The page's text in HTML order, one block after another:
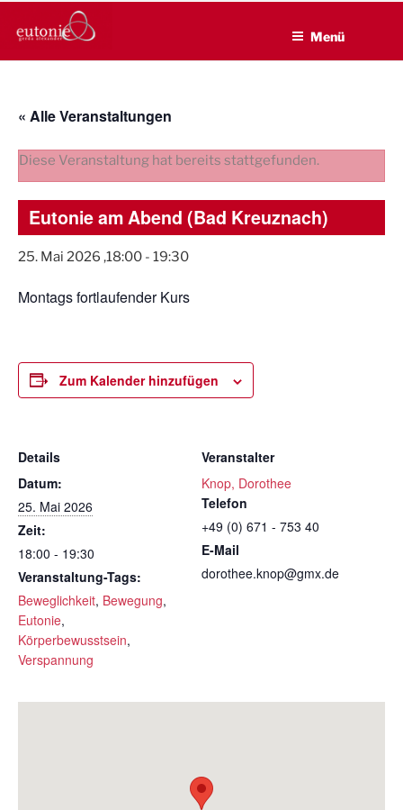
Inhalt
EUTONIE.DE
Lebensbalance durch körperliche Selbsterfahrung
Menü
« Alle Veranstaltungen
Diese Veranstaltung hat bereits stattgefunden.
Eutonie am Abend (Bad Kreuznach)
25. Mai 2026 ,18:00 - 19:30
Montags fortlaufender Kurs
Zum Kalender hinzufügen
Details
Datum:
25. Mai 2026
Zeit:
18:00 - 19:30
Veranstaltung-Tags:
Beweglichkeit, Bewegung,
Eutonie,
Körperbewusstsein,
Verspannung
Veranstalter
Knop, Dorothee
Telefon
+49 (0) 671 - 753 40
E-Mail
dorothee.knop@gmx.de